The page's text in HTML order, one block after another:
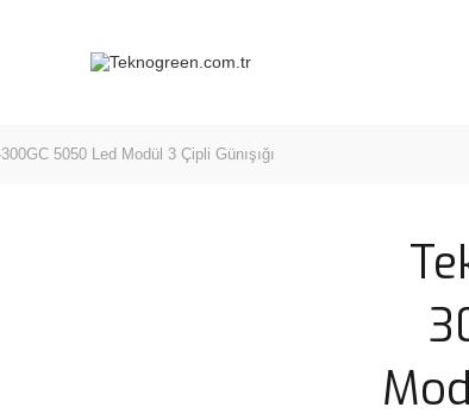
5050 Led Modül 3 Çipli Günışığı